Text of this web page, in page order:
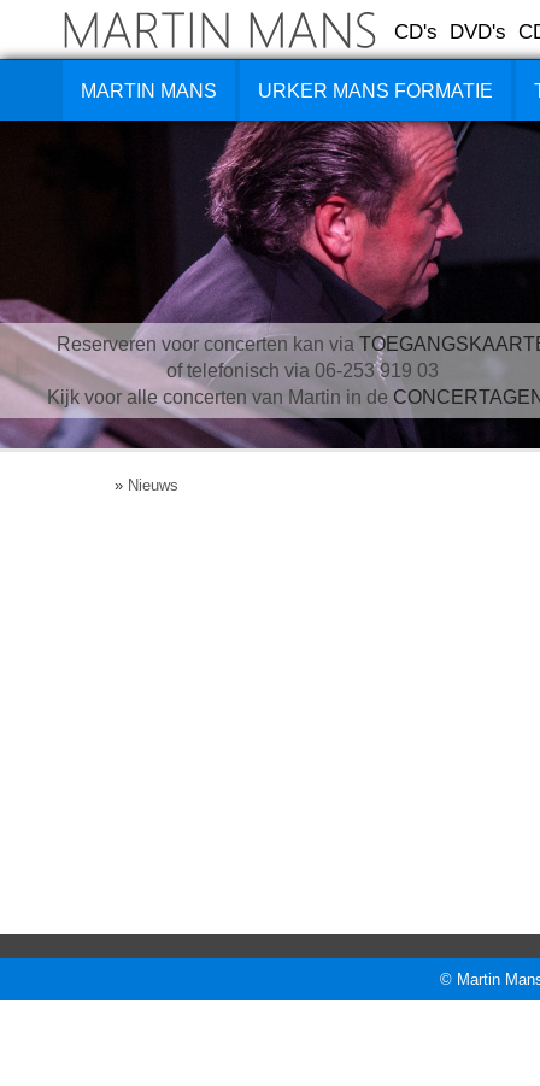
CD's DVD's
MARTIN MANS URKER MANS FORMATIE
Reserveren voor concerten kan via
of telefonisch via 06-253 919 03
Kijk voor alle concerten van Martin in de
» Nieuws
© Martin